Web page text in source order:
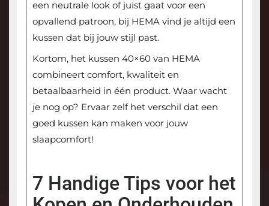
een neutrale look of juist gaat voor een
opvallend patroon, bij HEMA vind je altijd een
kussen dat bij jouw stijl past.
Kortom, het kussen 40×60 van HEMA
combineert comfort, kwaliteit en
betaalbaarheid in één product. Waar wacht
je nog op? Ervaar zelf het verschil dat een
goed kussen kan maken voor jouw
slaapcomfort!
7 Handige Tips voor het